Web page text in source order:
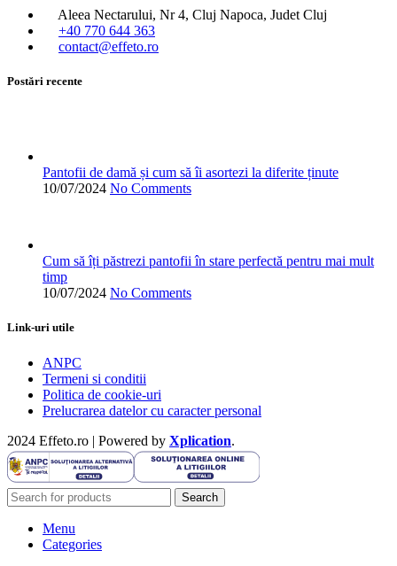
alese
în
pagina
Aleea Nectarului, Nr 4, Cluj Napoca, Judet Cluj
+40 770 644 363
contact@effeto.ro
Postări recente
Pantofii de damă și cum să îi asortezi la diferite ținute
10/07/2024 No Comments
Cum să îți păstrezi pantofii în stare perfectă pentru mai mult
timp
10/07/2024 No Comments
Link-uri utile
ANPC
Termeni si conditii
Politica de cookie-uri
Prelucrarea datelor cu caracter personal
2024 Effeto.ro | Powered by Xplication.
Search
Menu
Categories